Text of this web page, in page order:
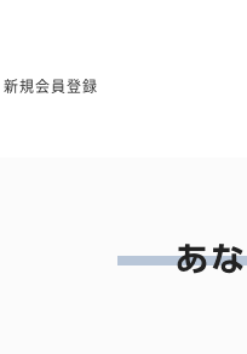
新規会員登録